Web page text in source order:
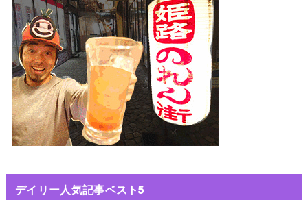
デイリー人気記事ベスト5